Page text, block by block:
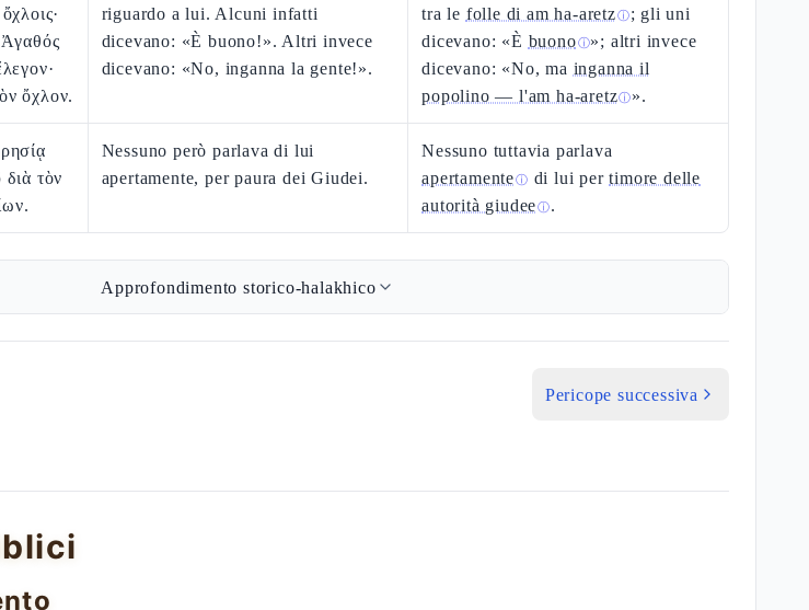
Ἀγαθός
ὄχλον.
riguardo a lui. Alcuni infatti
dicevano: «È buono!». Altri invece
dicevano: «No, inganna la gente!».
tra le folle di am ha-aretzⓘ; gli uni
dicevano: «È buonoⓘ»; altri invece
dicevano: «No, ma inganna il
popolino — l'am ha-aretzⓘ».
διὰ τὸν
Nessuno però parlava di lui
apertamente, per paura dei Giudei.
Nessuno tuttavia parlava
apertamenteⓘ di lui pertimore delle
autorità giudeeⓘ.
Approfondimento storico-halakhico
Pericope successiva